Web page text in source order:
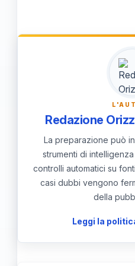
chiara e
fondamentali per
rispettose e
Redazione
La preparazione può
strumenti di
controlli automatici su
casi dubbi vengono
della
Leggi la